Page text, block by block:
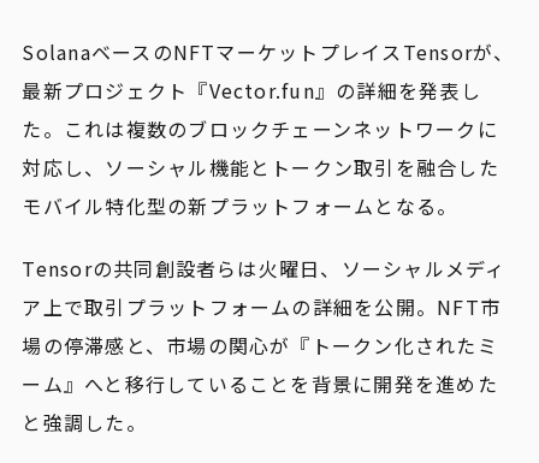
SolanaベースのNFTマーケットプレイスTensorが、
最新プロジェクト『Vector.fun』の詳細を発表し
た。これは複数のブロックチェーンネットワークに
対応し、ソーシャル機能とトークン取引を融合した
モバイル特化型の新プラットフォームとなる。
Tensorの共同創設者らは火曜日、ソーシャルメディ
ア上で取引プラットフォームの詳細を公開。NFT市
場の停滞感と、市場の関心が『トークン化されたミ
ーム』へと移行していることを背景に開発を進めた
と強調した。